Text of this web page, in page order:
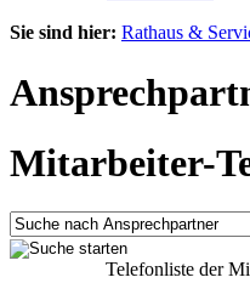
Sie sind hier: Rathaus &
Mitarbeiter-
Telefonliste der